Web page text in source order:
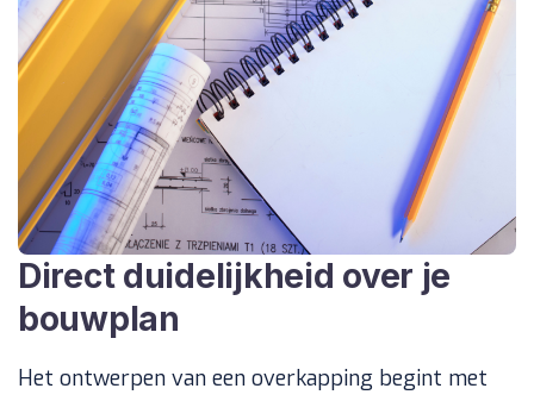
Direct duidelijkheid over je
bouwplan
Het ontwerpen van een overkapping begint met